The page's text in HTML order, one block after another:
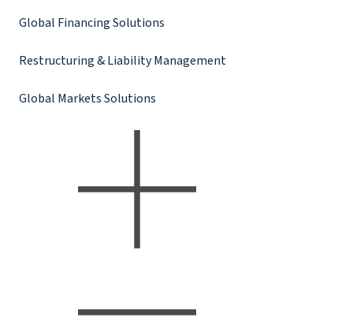
Global Financing Solutions
Restructuring & Liability Management
Global Markets Solutions